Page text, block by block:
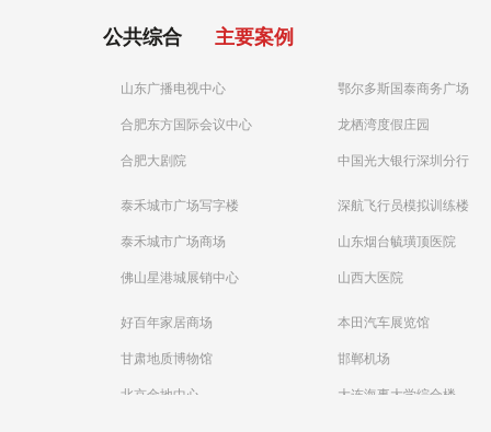
公共综合 主要案例
山东广播电视中心
合肥东方国际会议中心
合肥大剧院
泰禾城市广场写字楼
泰禾城市广场商场
佛山星港城展销中心
好百年家居商场
甘肃地质博物馆
北京金地中心
鄂尔多斯国泰商务广场
龙栖湾度假庄园
中国光大银行深圳分行
深航飞行员模拟训练楼
山东烟台毓璜顶医院
山西大医院
本田汽车展览馆
邯郸机场
大连海事大学综合楼